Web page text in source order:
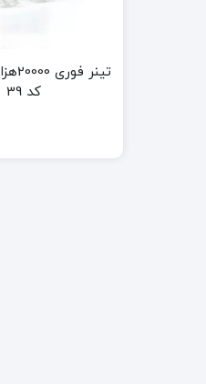
پرایمر آکریلیک
تینر
کد 39